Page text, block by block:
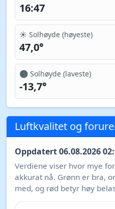
16:47
☀️ Solhøyde (høyeste)
47,0°
🌑 Solhøyde (laveste)
-13,7°
Luftkvalitet og
Oppdatert 06.08.2026
Verdiene viser hvor mye
akkurat nå. Grønn er bra,
med, og rød betyr høy